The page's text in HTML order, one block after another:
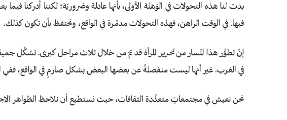
بدت لنا هذه التحولات في الوَهلة الأولى، بأنها عادلة وضروريّة؛ لكننا أدركنا فيما
فيها. في الوقت الراهن، فهذه التحولات مدمِّرة في الواقع، وتحتفظ بأن تكون كذلك.
إنّ تطوُّر هذا المسار منتحريرالمرأة قد تمّ من خلال ثلاث مراحل كبرى. تشكِّل
في الغرب. غير أنها ليست منفصلةً عن بعضها البعض بشكل صارمٍ في الواقع، ففي
نحن نعيش في مجتمعاتٍ متعدِّدة الثقافات، حيث نستطيع أن نلاحظ الظواهر